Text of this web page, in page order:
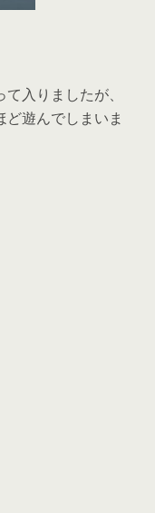
入りましたが、
遊んでしまいま